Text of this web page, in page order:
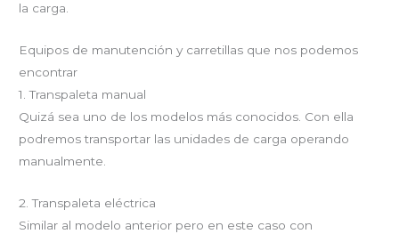
la carga.
Equipos de manutención y carretillas que nos podemos
encontrar
1. Transpaleta manual
Quizá sea uno de los modelos más conocidos. Con ella
podremos transportar las unidades de carga operando
manualmente.
2. Transpaleta eléctrica
Similar al modelo anterior pero en este caso con